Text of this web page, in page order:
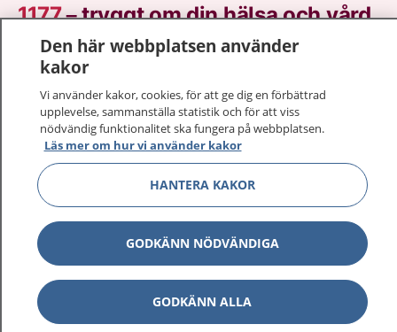
1177–tryggt om din hälsa och vård
På 1177.se får du råd om hälsa och information om
sjukdomar och vilka mottagningar du kan kontakta.
Logga in för att läsa din journal och göra dina
vårdärenden. Ring telefonnummer 1177 för
sjukvårdsrådgivning dygnet runt.
1177 ger dig råd när du vill må bättre.
1177 på flera språk
Visa
Den här webbplatsen använder
kakor
Vi använder kakor, cookies, för att ge dig en förbättrad
upplevelse, sammanställa statistik och för att viss
nödvändig funktionalitet ska fungera på webbplatsen.
Läs mer om hur vi använder kakor
HANTERA KAKOR
GODKÄNN NÖDVÄNDIGA
GODKÄNN ALLA